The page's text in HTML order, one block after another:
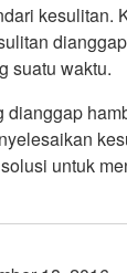
kesulitan.
suatu waktu.
dianggap
untuk